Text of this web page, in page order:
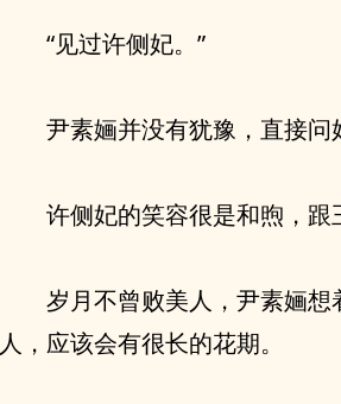
“见过许侧妃。”
尹素婳并没有犹豫，直接问
许侧妃的笑容很是和煦，跟
岁月不曾败美人，尹素婳
人，应该会有很长的花期。